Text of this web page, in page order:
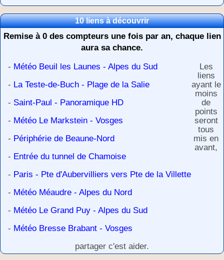
10 liens à découvrir
Remise à 0 des compteurs une fois par an, chaque lien
aura sa chance.
- Météo Beuil les Launes - Alpes du Sud
- La Teste-de-Buch - Plage de la Salie
- Saint-Paul - Panoramique HD
- Météo Le Markstein - Vosges
- Périphérie de Beaune-Nord
- Entrée du tunnel de Chamoise
- Paris - Pte d'Aubervilliers vers Pte de la Villette
- Météo Méaudre - Alpes du Nord
- Météo Le Grand Puy - Alpes du Sud
- Météo Bresse Brabant - Vosges
Les
liens
ayant le
moins
de
points
seront
tous
mis en
avant,
partager c'est aider.